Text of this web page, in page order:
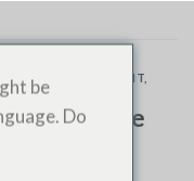
,MEDECIN DE NUIT
la graisse se
be
Do